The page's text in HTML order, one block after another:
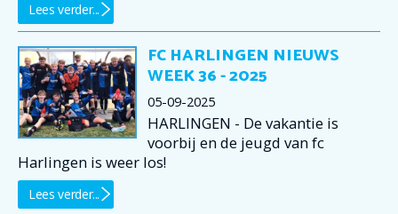
Lees verder...
FC HARLINGEN NIEUWS
WEEK 36 - 2025
05-09-2025
HARLINGEN - De vakantie is
voorbij en de jeugd van fc
Harlingen is weer los!
Lees verder...